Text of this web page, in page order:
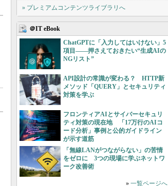
» プレミアムコンテンツライブラリへ
＠IT eBook
ChatGPTに「入力してはいけない」5
項目――押さえておきたい“生成AIの
NGリスト”
API設計の常識が変わる？ HTTP新
メソッド「QUERY」とセキュリティ
対策を学ぶ
フロンティアAIとサイバーセキュリ
ティ対策の現在地 「17万行のAIコ
ード分析」事例と公的ガイドライン
が示す道筋
「無線LANがつながらない」の苦情
をゼロに 3つの現場に学ぶネットワ
ーク改善術
» 一覧ページへ